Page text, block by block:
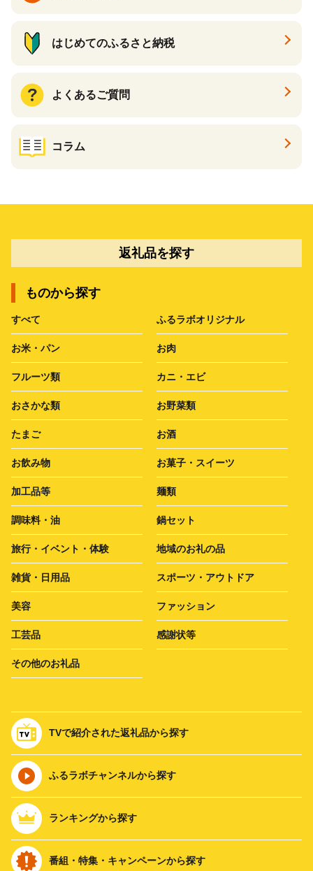
はじめてのふるさと納税
よくあるご質問
コラム
返礼品を探す
ものから探す
すべて ふるラボオリジナル
お米・パン お肉
フルーツ類 カニ・エビ
おさかな類 お野菜類
たまご お酒
お飲み物 お菓子・スイーツ
加工品等 麺類
調味料・油 鍋セット
旅行・イベント・体験 地域のお礼の品
雑貨・日用品 スポーツ・アウトドア
美容 ファッション
工芸品 感謝状等
その他のお礼品
TVで紹介された返礼品から探す
ふるラボチャンネルから探す
ランキングから探す
番組・特集・キャンペーンから探す